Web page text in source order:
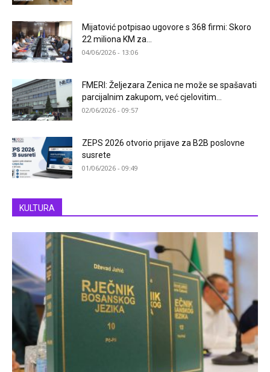
Mijatović potpisao ugovore s 368 firmi: Skoro
22 miliona KM za...
04/06/2026 - 13:06
FMERI: Željezara Zenica ne može se spašavati
parcijalnim zakupom, već cjelovitim...
02/06/2026 - 09:57
ZEPS 2026 otvorio prijave za B2B poslovne
susrete
01/06/2026 - 09:49
KULTURA